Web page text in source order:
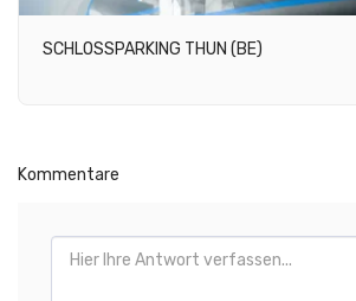
SCHLOSSPARKING THUN (BE)
Kommentare